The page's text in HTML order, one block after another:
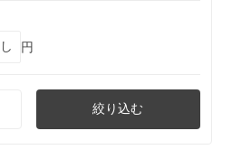
円
絞り込む